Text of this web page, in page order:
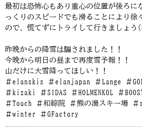
最初は恐怖心もあり重心の位置が後ろに
っくりのスピードでも滑ることにより徐
ので、慌てずにトライして行きましょ
昨晩からの降雪は騙されました！！
今晩から明日の昼まで再度雪予報！！
山だけに大雪降ってほしい！！
＃elanskis ＃elanjapan ＃Lange ＃
＃kizaki ＃SIDAS ＃HOLMENKOL ＃
＃Touch ＃和綜院 ＃熊の湯スキー場
＃winter ＃GFactory